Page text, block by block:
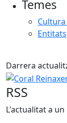
Temes
Entitats
Darrera
Coral
RSS
L'actualitat a un